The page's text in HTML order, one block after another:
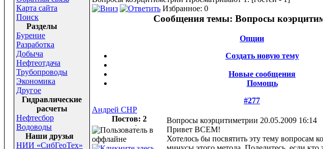
Карта сайта
Поиск
Раздeлы
Бурение
Разработка
Добыча
Нефтеотдача
Трубопроводы
Экономика
Другое
Гидравлические
расчеты
Нефтесбор
Водоводы
Наши друзья
НИИ «СибГеоТех»
Избранное: 0
Сообщения темы: Вопросы
Опции
Создать новую тему
Новые сообщения
Помощь
#277
Андрей СНР
Постов: 2
Вопросы коэрцитиметрии 20.05.2009 16:14
Привет ВСЕМ!
Хотелось бы посвятить эту тему вопросам